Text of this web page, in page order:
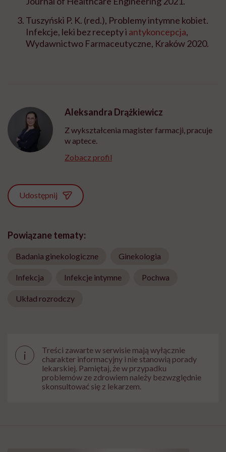
Tuszyński P. K. (red.), Problemy intymne kobiet.
Infekcje, leki bez recepty i antykoncepcja,
Wydawnictwo Farmaceutyczne, Kraków 2020.
Aleksandra Drążkiewicz
Z wykształcenia magister farmacji, pracuje
w aptece.
Zobacz profil
Udostępnij
Powiązane tematy:
Badania ginekologiczne Ginekologia
Infekcja Infekcje intymne Pochwa
Układ rozrodczy
i
Treści zawarte w serwisie mają wyłącznie
charakter informacyjny i nie stanowią porady
lekarskiej. Pamiętaj, że w przypadku
problemów ze zdrowiem należy bezwzględnie
skonsultować się z lekarzem.